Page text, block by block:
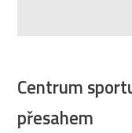
Centrum
přesahem